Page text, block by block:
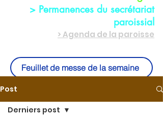
> Permanences du secrétariat
paroissial
> Agenda de la paroisse
Feuillet de messe de la semaine
Post
Derniers post